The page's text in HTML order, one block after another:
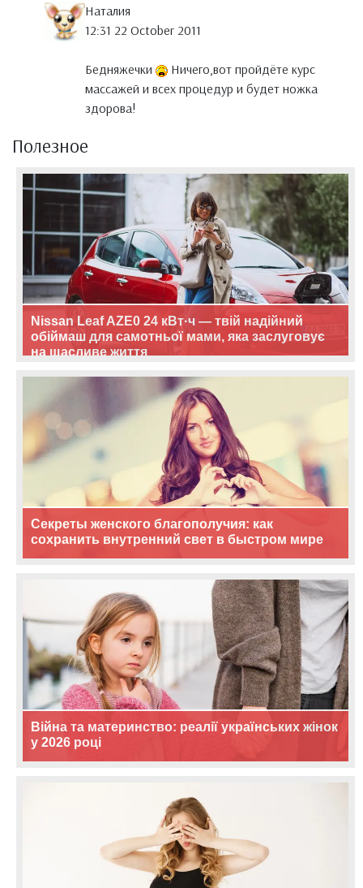
Наталия
12:31 22 October 2011
Бедняжечки
Ничего,вот пройдёте курс
массажей и всех процедур и будет ножка
здорова!
Полезное
Nissan Leaf AZE0 24 кВт·ч — твій надійний
обіймаш для самотньої мами, яка заслуговує
на щасливе життя
Секреты женского благополучия: как
сохранить внутренний свет в быстром мире
Війна та материнство: реалії українських жінок
у 2026 році